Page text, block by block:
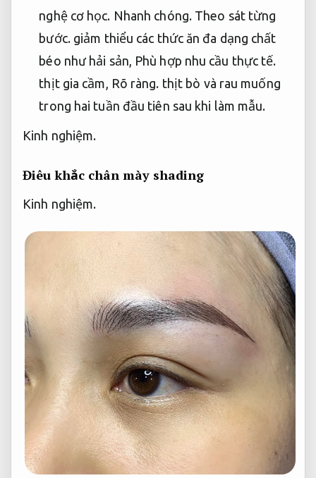
nghệ cơ học. Nhanh chóng. Theo sát từng
bước. giảm thiểu các thức ăn đa dạng chất
béo như hải sản, Phù hợp nhu cầu thực tế.
thịt gia cầm, Rõ ràng. thịt bò và rau muống
trong hai tuần đầu tiên sau khi làm mẫu.
Kinh nghiệm.
Điêu khắc chân mày shading
Kinh nghiệm.